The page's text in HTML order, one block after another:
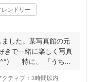
ンドリー
した。某写真館の元
きで一緒に楽しく写真
(^^) 特に、 「うち
ティブ： 3時間以内